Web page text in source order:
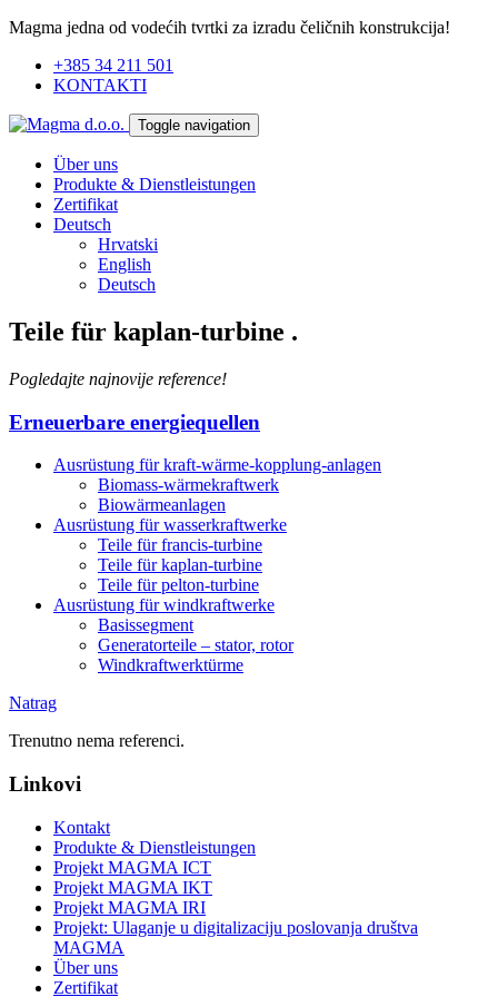
Magma jedna od vodećih tvrtki za izradu čeličnih konstrukcija!
+385 34 211 501
KONTAKTI
Toggle navigation
Über uns
Produkte & Dienstleistungen
Zertifikat
Deutsch
Hrvatski
English
Deutsch
Teile für kaplan-turbine .
Pogledajte najnovije reference!
Erneuerbare energiequellen
Ausrüstung für kraft-wärme-kopplung-anlagen
Biomass-wärmekraftwerk
Biowärmeanlagen
Ausrüstung für wasserkraftwerke
Teile für francis-turbine
Teile für kaplan-turbine
Teile für pelton-turbine
Ausrüstung für windkraftwerke
Basissegment
Generatorteile – stator, rotor
Windkraftwerktürme
Natrag
Trenutno nema referenci.
Linkovi
Kontakt
Produkte & Dienstleistungen
Projekt MAGMA ICT
Projekt MAGMA IKT
Projekt MAGMA IRI
Projekt: Ulaganje u digitalizaciju poslovanja društva
MAGMA
Über uns
Zertifikat